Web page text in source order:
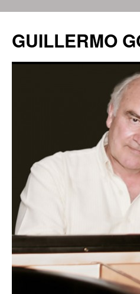
GUILLERMO